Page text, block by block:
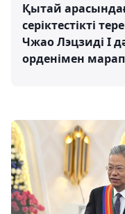
Қытай
серіктестікті
Чжао Лэцзиді І
орденімен